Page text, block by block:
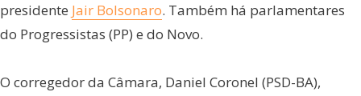
presidente Jair Bolsonaro. Também há parlamentares
do Progressistas (PP) e do Novo.
O corregedor da Câmara, Daniel Coronel (PSD-BA),